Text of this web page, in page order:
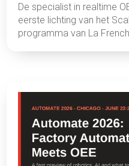
De specialist in realtime
eerste lichting van het
programma van La